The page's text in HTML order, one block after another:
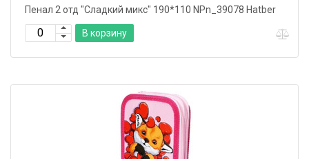
Пенал 2 отд "Сладкий микс" 190*110 NPn_39078 Hatber
В корзину